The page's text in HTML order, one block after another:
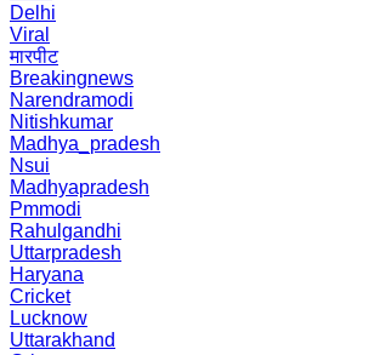
Delhi
Viral
मारपीट
Breakingnews
Narendramodi
Nitishkumar
Madhya_pradesh
Nsui
Madhyapradesh
Pmmodi
Rahulgandhi
Uttarpradesh
Haryana
Cricket
Lucknow
Uttarakhand